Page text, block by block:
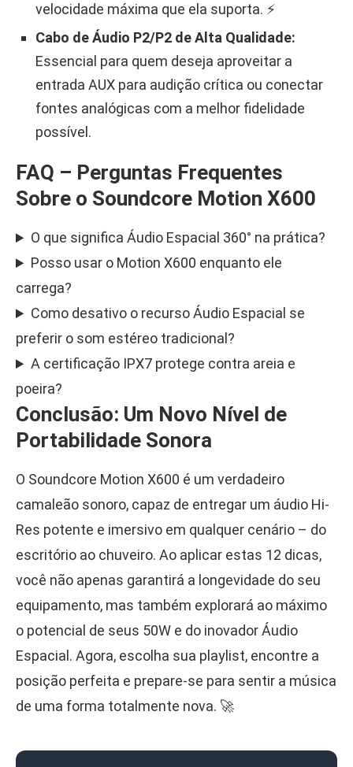
velocidade máxima que ela suporta. ⚡
Cabo de Áudio P2/P2 de Alta Qualidade:
Essencial para quem deseja aproveitar a
entrada AUX para audição crítica ou conectar
fontes analógicas com a melhor fidelidade
possível.
FAQ – Perguntas Frequentes
Sobre o Soundcore Motion X600
O que significa Áudio Espacial 360° na prática?
Posso usar o Motion X600 enquanto ele
carrega?
Como desativo o recurso Áudio Espacial se
preferir o som estéreo tradicional?
A certificação IPX7 protege contra areia e
poeira?
Conclusão: Um Novo Nível de
Portabilidade Sonora
O Soundcore Motion X600 é um verdadeiro
camaleão sonoro, capaz de entregar um áudio Hi-
Res potente e imersivo em qualquer cenário – do
escritório ao chuveiro. Ao aplicar estas 12 dicas,
você não apenas garantirá a longevidade do seu
equipamento, mas também explorará ao máximo
o potencial de seus 50W e do inovador Áudio
Espacial. Agora, escolha sua playlist, encontre a
posição perfeita e prepare-se para sentir a música
de uma forma totalmente nova. 🚀